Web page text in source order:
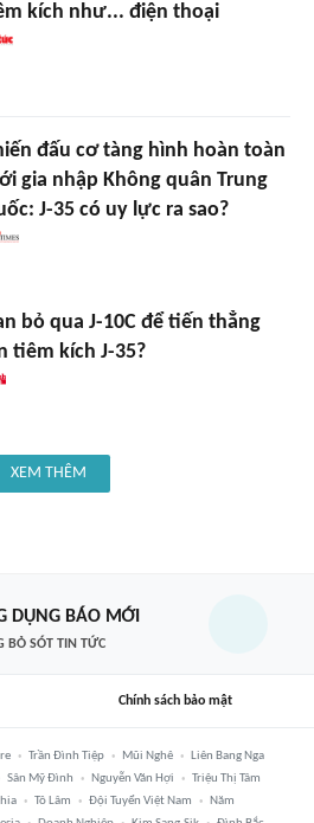
kích như... điện thoại
đấu cơ tàng hình hoàn toàn
gia nhập Không quân Trung
J-35 có uy lực ra sao?
bỏ qua J-10C để tiến thẳng
tiêm kích J-35?
XEM THÊM
DỤNG BÁO MỚI
BỎ SÓT TIN TỨC
Chính sách bảo mật
Trần Đình Tiệp Mũi Nghê
Liên Bang Nga
Sân Mỹ Đình Nguyễn Văn Hợi
Triệu Thị Tâm
Tô Lâm Đội Tuyển Việt Nam
Năm